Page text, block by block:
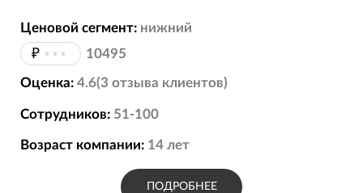
Ценовой сегмент: нижний
₽ ••• 10495
Оценка: 4.6(3 отзыва клиентов)
Сотрудников: 51-100
Возраст компании: 14 лет
ПОДРОБНЕЕ